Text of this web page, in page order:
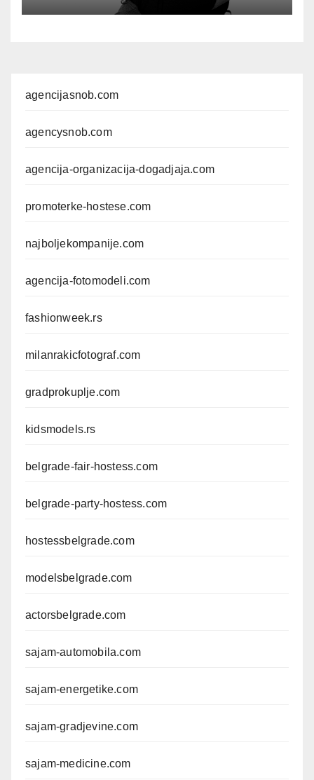
agencijasnob.com
agencysnob.com
agencija-organizacija-dogadjaja.com
promoterke-hostese.com
najboljekompanije.com
agencija-fotomodeli.com
fashionweek.rs
milanrakicfotograf.com
gradprokuplje.com
kidsmodels.rs
belgrade-fair-hostess.com
belgrade-party-hostess.com
hostessbelgrade.com
modelsbelgrade.com
actorsbelgrade.com
sajam-automobila.com
sajam-energetike.com
sajam-gradjevine.com
sajam-medicine.com